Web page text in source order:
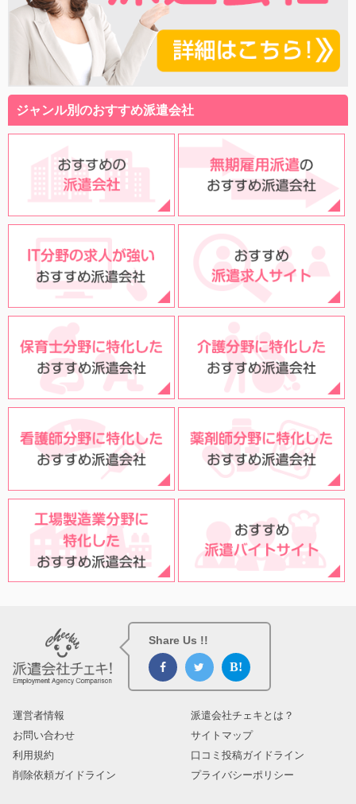
ジャンル別のおすすめ派遣会社
Share Us !!
運営者情報
派遣会社チェキとは？
お問い合わせ
サイトマップ
利用規約
口コミ投稿ガイドライン
削除依頼ガイドライン
プライバシーポリシー